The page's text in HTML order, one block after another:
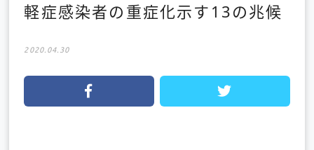
軽症感染者の重症化示す13の兆候
2020.04.30